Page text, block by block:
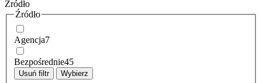
Źródło
Źródło
Agencja7
Bezpośrednie45
Usuń filtr Wybierz